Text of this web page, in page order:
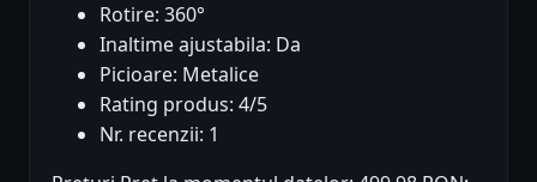
Rotire: 360°
Inaltime ajustabila: Da
Picioare: Metalice
Rating produs: 4/5
Nr. recenzii: 1